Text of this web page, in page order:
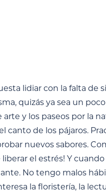
lidiar con la falta de
quizás ya sea un
y los paseos por la
de los pájaros.
nuevos sabores.
el estrés! Y
No tengo malos
la floristería, la